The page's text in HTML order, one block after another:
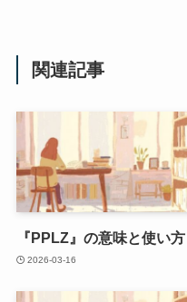
関連記事
『PPLZ』の意味と使い方
2026-03-16